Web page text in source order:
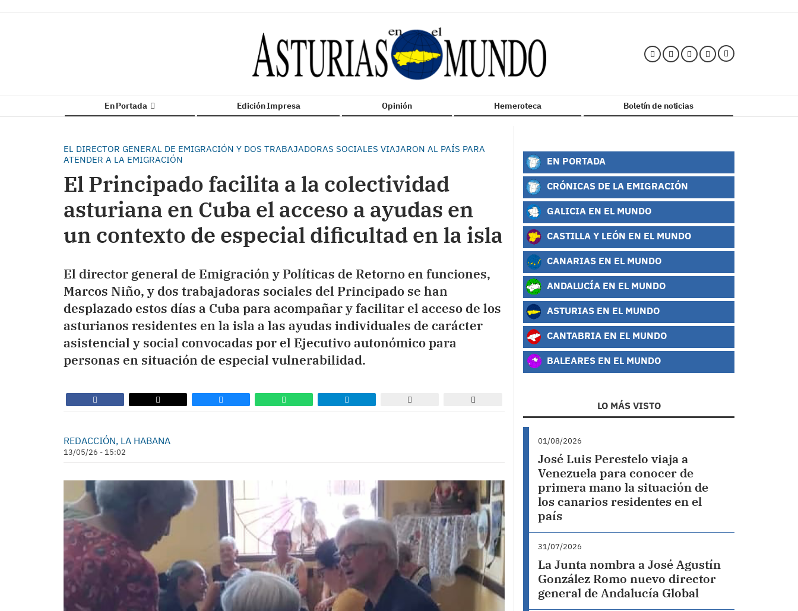
En Portada Edición Impresa Opinión Hemeroteca Boletín de noticias
EL DIRECTOR GENERAL DE EMIGRACIÓN Y DOS TRABAJADORAS SOCIALES VIAJARON AL PAÍS PARA
ATENDER A LA EMIGRACIÓN
El Principado facilita a la colectividad
asturiana en Cuba el acceso a ayudas en
un contexto de especial dificultad en la isla
El director general de Emigración y Políticas de Retorno en funciones,
Marcos Niño, y dos trabajadoras sociales del Principado se han
desplazado estos días a Cuba para acompañar y facilitar el acceso de los
asturianos residentes en la isla a las ayudas individuales de carácter
asistencial y social convocadas por el Ejecutivo autonómico para
personas en situación de especial vulnerabilidad.
REDACCIÓN, LA HABANA
13/05/26 - 15:02
EN PORTADA
CRÓNICAS DE LA EMIGRACIÓN
GALICIA EN EL MUNDO
CASTILLA Y LEÓN EN EL MUNDO
CANARIAS EN EL MUNDO
ANDALUCÍA EN EL MUNDO
ASTURIAS EN EL MUNDO
CANTABRIA EN EL MUNDO
BALEARES EN EL MUNDO
LO MÁS VISTO
01/08/2026
José Luis Perestelo viaja a
Venezuela para conocer de
primera mano la situación de
los canarios residentes en el
país
31/07/2026
La Junta nombra a José Agustín
González Romo nuevo director
general de Andalucía Global